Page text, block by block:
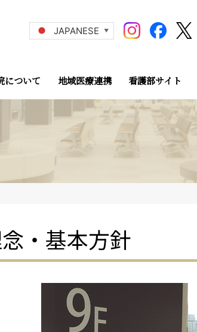
JAPANESE ▼
について 地域医療連携 看護部サイト
・基本方針